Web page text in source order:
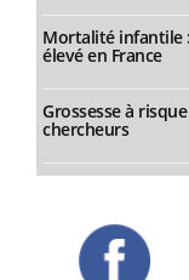
Mortalité infantile
élevé en France
Grossesse à
chercheurs